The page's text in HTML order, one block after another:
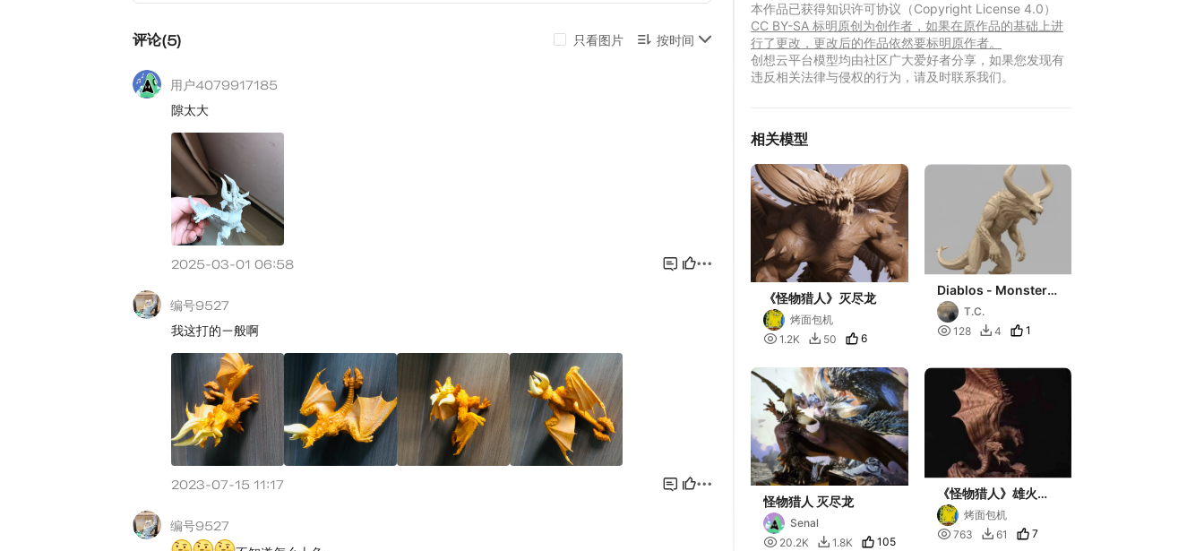
本作品已获得知识许可协议（Copyright License 4.0）
CC BY-SA 标明原创为创作者，如果在原作品的基础上进
行了更改，更改后的作品依然要标明原作者。
创想云平台模型均由社区广大爱好者分享，如果您发现有
违反相关法律与侵权的行为，请及时联系我们。
相关模型
《怪物猎人》灭尽龙
烤面包机
 1.2K  50 6
Diablos - Monster
hunter
T.C.
 128  4 1
怪物猎人 灭尽龙
Senal
 20.2K  1.8K 105
《怪物猎人》雄火龙
大型场景烤面包机
 763  61 7